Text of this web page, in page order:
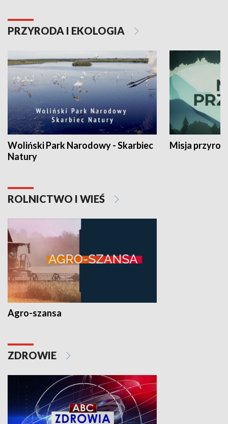
PRZYRODA I EKOLOGIA
Woliński Park Narodowy - Skarbiec
Natury
Misja
ROLNICTWO I WIEŚ
Agro-szansa
ZDROWIE